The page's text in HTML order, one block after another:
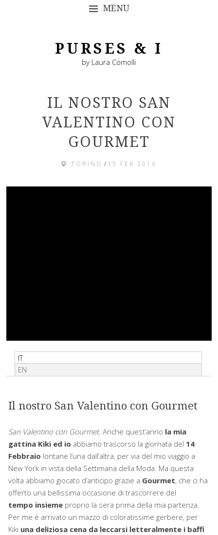
MENU
PURSES & I
by Laura Comolli
IL NOSTRO SAN
VALENTINO CON
GOURMET
TORINO / 15 FEB 2016
IT
EN
Il nostro San Valentino con Gourmet
San Valentino con Gourmet. Anche quest’anno la mia
gattina Kiki ed io abbiamo trascorso la giornata del 14
Febbraio lontane l’una dall’altra, per via del mio viaggio a
New York in vista della Settimana della Moda. Ma questa
volta abbiamo giocato d’anticipo grazie a Gourmet, che ci ha
offerto una bellissima occasione di trascorrere del
tempo insieme proprio la sera prima della mia partenza.
Per me è arrivato un mazzo di coloratissime gerbere, per
Kiki una deliziosa cena da leccarsi letteralmente i baffi